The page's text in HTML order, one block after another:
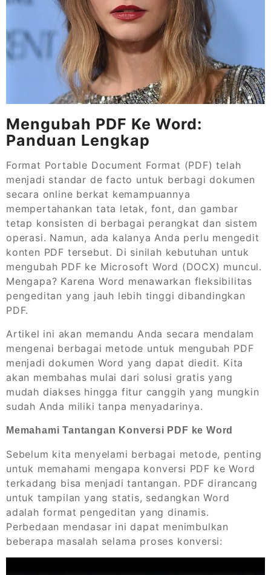
Mengubah PDF Ke Word:
Panduan Lengkap
Format Portable Document Format (PDF) telah
menjadi standar de facto untuk berbagi dokumen
secara online berkat kemampuannya
mempertahankan tata letak, font, dan gambar
tetap konsisten di berbagai perangkat dan sistem
operasi. Namun, ada kalanya Anda perlu mengedit
konten PDF tersebut. Di sinilah kebutuhan untuk
mengubah PDF ke Microsoft Word (DOCX) muncul.
Mengapa? Karena Word menawarkan fleksibilitas
pengeditan yang jauh lebih tinggi dibandingkan
PDF.
Artikel ini akan memandu Anda secara mendalam
mengenai berbagai metode untuk mengubah PDF
menjadi dokumen Word yang dapat diedit. Kita
akan membahas mulai dari solusi gratis yang
mudah diakses hingga fitur canggih yang mungkin
sudah Anda miliki tanpa menyadarinya.
Memahami Tantangan Konversi PDF ke Word
Sebelum kita menyelami berbagai metode, penting
untuk memahami mengapa konversi PDF ke Word
terkadang bisa menjadi tantangan. PDF dirancang
untuk tampilan yang statis, sedangkan Word
adalah format pengeditan yang dinamis.
Perbedaan mendasar ini dapat menimbulkan
beberapa masalah selama proses konversi: